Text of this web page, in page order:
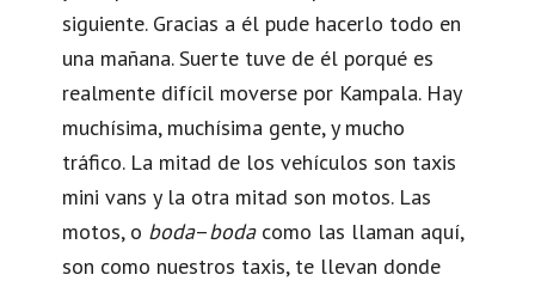
siguiente. Gracias a él pude hacerlo todo en
una mañana. Suerte tuve de él porqué es
realmente difícil moverse por Kampala. Hay
muchísima, muchísima gente, y mucho
tráfico. La mitad de los vehículos son taxis
mini vans y la otra mitad son motos. Las
motos, o boda–bodacomo las llaman aquí,
son como nuestros taxis, te llevan donde